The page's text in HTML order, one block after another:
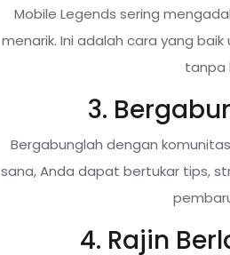
Mobile Legends sering
menarik. Ini adalah cara yang
tanpa
3.
Bergabunglah dengan
sana, Anda dapat bertukar tips,
4. Rajin